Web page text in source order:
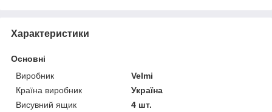
Характеристики
Основні
Виробник
Velmi
Країна виробник
Україна
Висувний ящик
4 шт.